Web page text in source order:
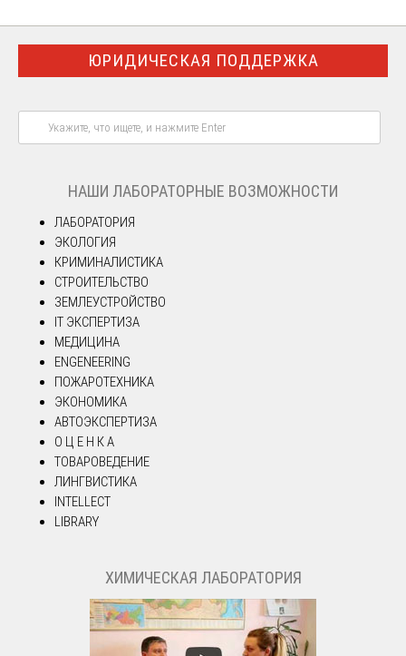
ЮРИДИЧЕСКАЯ ПОДДЕРЖКА
НАШИ ЛАБОРАТОРНЫЕ ВОЗМОЖНОСТИ
ЛАБОРАТОРИЯ
ЭКОЛОГИЯ
КРИМИНАЛИСТИКА
СТРОИТЕЛЬСТВО
ЗЕМЛЕУСТРОЙСТВО
IT ЭКСПЕРТИЗА
МЕДИЦИНА
ENGENEERING
ПОЖАРОТЕХНИКА
ЭКОНОМИКА
АВТОЭКСПЕРТИЗА
О Ц Е Н К А
ТОВАРОВЕДЕНИЕ
ЛИНГВИСТИКА
INTELLECT
LIBRARY
ХИМИЧЕСКАЯ ЛАБОРАТОРИЯ